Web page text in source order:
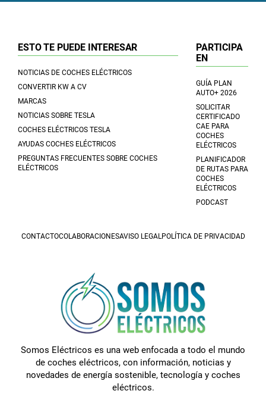
ESTO TE PUEDE INTERESAR
NOTICIAS DE COCHES ELÉCTRICOS
CONVERTIR KW A CV
MARCAS
NOTICIAS SOBRE TESLA
COCHES ELÉCTRICOS TESLA
AYUDAS COCHES ELÉCTRICOS
PREGUNTAS FRECUENTES SOBRE COCHES
ELÉCTRICOS
PARTICIPA
EN
GUÍA PLAN
AUTO+ 2026
SOLICITAR
CERTIFICADO
CAE PARA
COCHES
ELÉCTRICOS
PLANIFICADOR
DE RUTAS PARA
COCHES
ELÉCTRICOS
PODCAST
CONTACTOCOLABORACIONESAVISO LEGAL POLÍTICA DE PRIVACIDAD
Somos Eléctricos es una web enfocada a todo el mundo
de coches eléctricos, con información, noticias y
novedades de energía sostenible, tecnología y coches
eléctricos.